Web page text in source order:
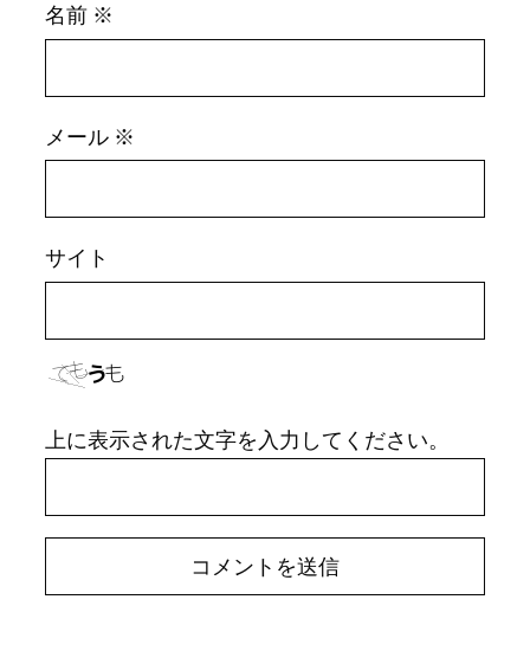
名前 ※
メール ※
サイト
上に表示された文字を入力してください。